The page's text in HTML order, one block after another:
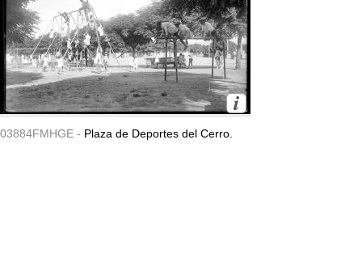
03884FMHGE - Plaza de Deportes del Cerro.